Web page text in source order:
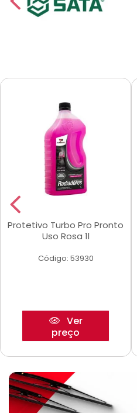
Protetivo Turbo Pro Pronto
Uso Rosa 1l
Código: 53930
Ver
preço